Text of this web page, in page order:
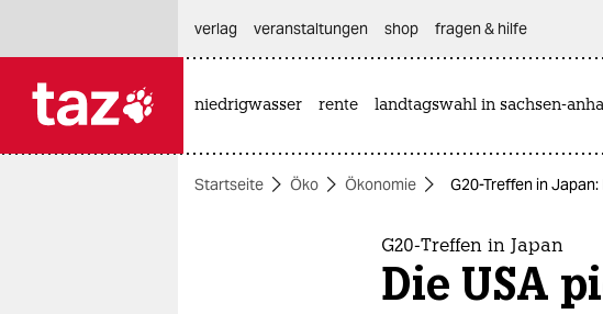
themen
verlag
veranstaltungen shop fragen & hilfe
niedrigwasser rente landtagswahl in sachsen-
Startseite Öko Ökonomie G20-Treffen in
G20-Treffen in Japan
Die USA